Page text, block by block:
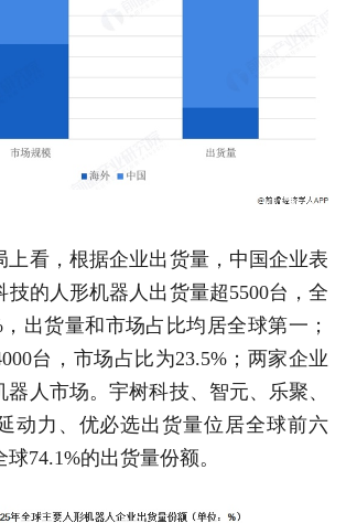
上看，根据企业出货量，中国企业表
技的人形机器人出货量超5500台，全
出货量和市场占比均居全球第一；
台，市场占比为23.5%；两家企业
器人市场。宇树科技、智元、乐聚、
动力、优必选出货量位居全球前六
74.1%的出货量份额。